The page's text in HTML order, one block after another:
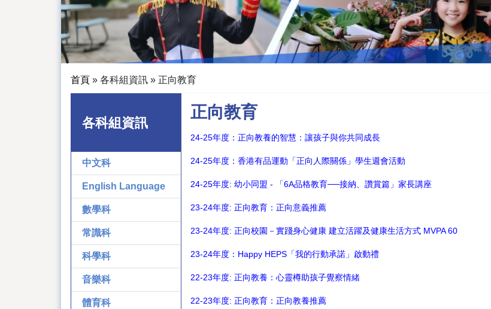
首頁 » 各科組資訊 » 正向教育
各科組資訊
中文科
English Language
數學科
常識科
科學科
音樂科
體育科
正向教育
24-25年度：正向教養的智慧：讓孩子與你共同成長
24-25年度：香港有品運動「正向人際關係」學生週會活動
24-25年度: 幼小同盟 - 「6A品格教育──接納、讚賞篇」家長講座
23-24年度: 正向教育：正向意義推薦
23-24年度: 正向校園－實踐身心健康 建立活躍及健康生活方式 MVPA 60
23-24年度：Happy HEPS「我的行動承諾」啟動禮
22-23年度: 正向教養：心靈樽助孩子覺察情緒
22-23年度: 正向教育：正向教養推薦